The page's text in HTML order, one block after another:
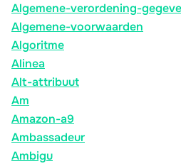
Algemene-verordening-
Algemene-voorwaarden
Algoritme
Alinea
Alt-attribuut
Am
Amazon-a9
Ambassadeur
Ambigu